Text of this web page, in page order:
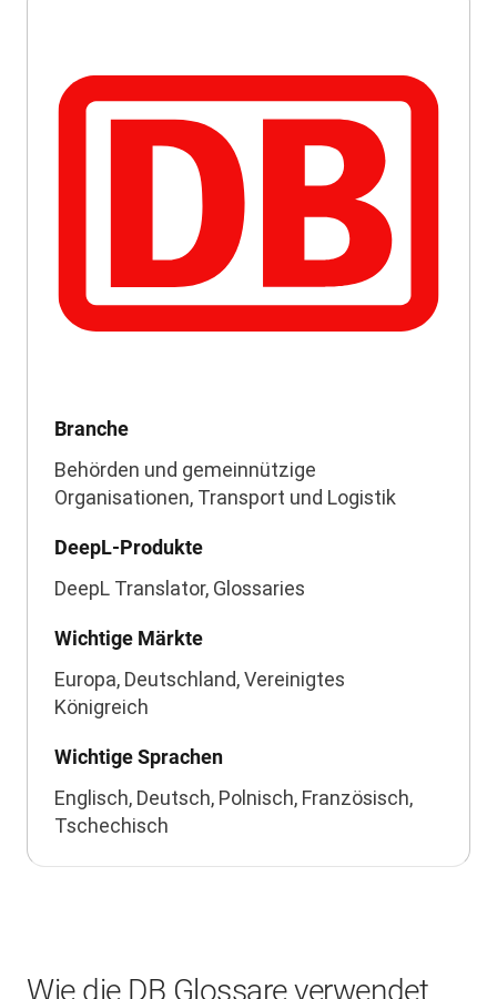
Branche
Behörden und gemeinnützige
Organisationen, Transport und Logistik
DeepL-Produkte
DeepL Translator, Glossaries
Wichtige Märkte
Europa, Deutschland, Vereinigtes
Königreich
Wichtige Sprachen
Englisch, Deutsch, Polnisch, Französisch,
Tschechisch
Wie die DB Glossare verwendet